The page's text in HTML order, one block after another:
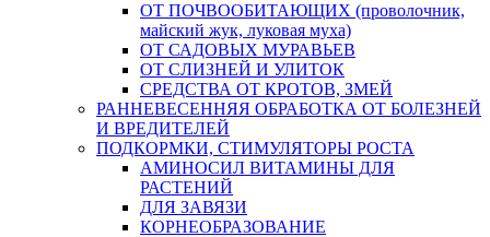
ОТ ПОЧВООБИТАЮЩИХ (проволочник,
майский жук, луковая муха)
ОТ САДОВЫХ МУРАВЬЕВ
ОТ СЛИЗНЕЙ И УЛИТОК
СРЕДСТВА ОТ КРОТОВ, ЗМЕЙ
РАННЕВЕСЕННЯЯ ОБРАБОТКА ОТ БОЛЕЗНЕЙ
И ВРЕДИТЕЛЕЙ
ПОДКОРМКИ, СТИМУЛЯТОРЫ РОСТА
АМИНОСИЛ ВИТАМИНЫ ДЛЯ
РАСТЕНИЙ
ДЛЯ ЗАВЯЗИ
КОРНЕОБРАЗОВАНИЕ